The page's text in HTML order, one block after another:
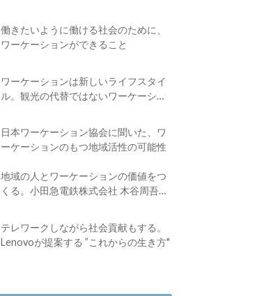
働きたいように働ける社会のために、
ワーケーションができること
ワーケーションは新しいライフスタイ
ル。観光の代替ではないワーケーショ
日本ワーケーション協会に聞いた、ワ
ーケーションのもつ地域活性の可能性
地域の人とワーケーションの価値をつ
くる。小田急電鉄株式会社 木谷周吾さ
テレワークしながら社会貢献もする。
Lenovoが提案する ”これからの生き方"